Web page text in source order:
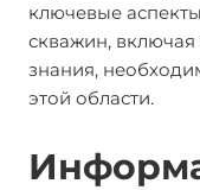
ключевые
скважин, включая
знания,
этой области.